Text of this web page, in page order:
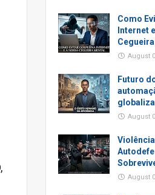
Como
Internet
Cegueira
August
Futuro
August
August